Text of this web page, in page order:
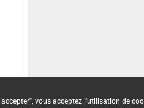
vous acceptez l'utilisation de